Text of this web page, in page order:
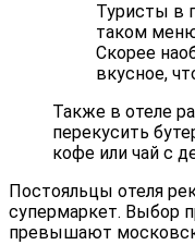
Туристы в
таком
Скорее
вкусное,
Также в отеле
перекусить
кофе или чай с
Постояльцы отеля
супермаркет. Выбор
превышают